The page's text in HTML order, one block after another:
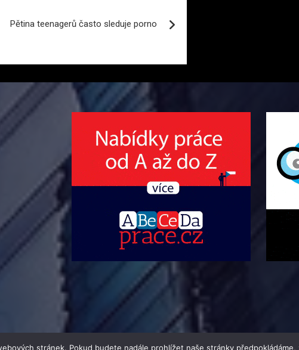
Pětina teenagerů často sleduje porno
stránek. Pokud budete nadále prohlížet naše stránky